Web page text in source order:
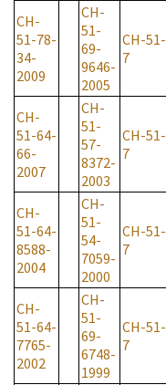
CH-
51-78-
34-
2009
CH-
51-
69-
9646-
2005
CH-51-
7
CH-
51-64-
66-
2007
CH-
51-
57-
8372-
2003
CH-51-
7
CH-
51-64-
8588-
2004
CH-
51-
54-
7059-
2000
CH-51-
7
CH-
51-64-
7765-
2002
CH-
51-
69-
6748-
1999
CH-51-
7